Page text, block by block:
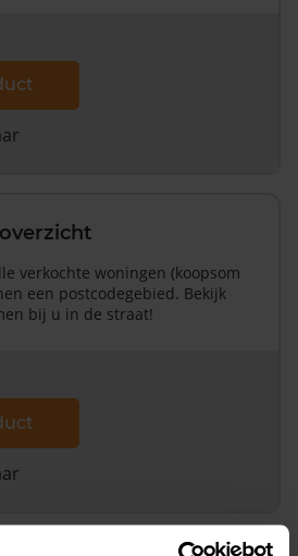
verkochte woningen (koopsom
een postcodegebied. Bekijk
bij u in de straat!